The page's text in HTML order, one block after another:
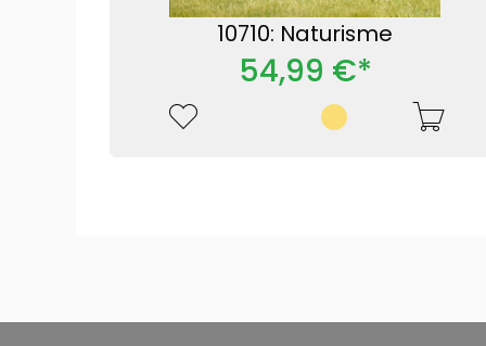
10710: Naturisme
54,99 €*